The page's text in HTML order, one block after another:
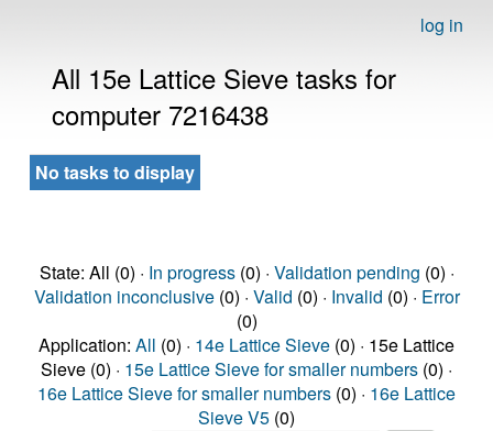
log in
All 15e Lattice Sieve tasks for
computer 7216438
No tasks to display
State: All (0) · In progress(0) · Validation pending (0) ·
Validation inconclusive(0) · Valid (0) · Invalid (0) · Error
(0)
Application: All (0) · 14e Lattice Sieve (0) · 15e Lattice
Sieve (0) · 15e Lattice Sieve for smaller numbers (0) ·
16e Lattice Sieve for smaller numbers (0) · 16e Lattice
Sieve V5 (0)